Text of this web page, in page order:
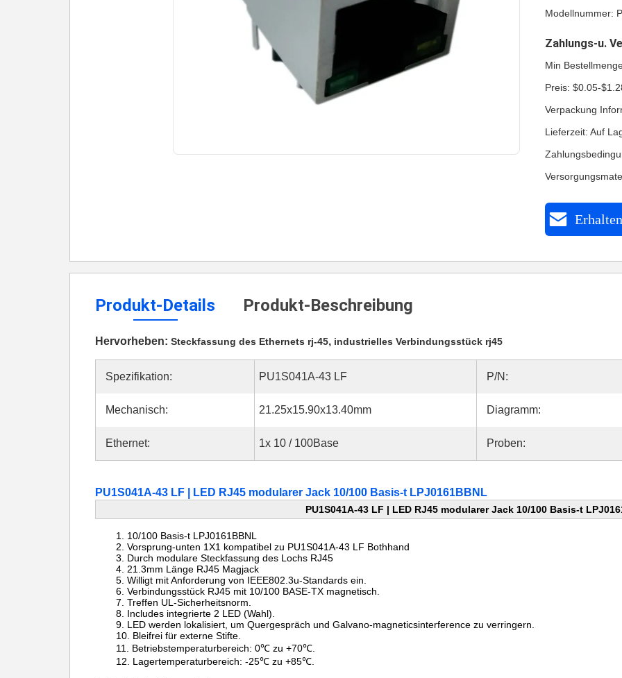
Modellnummer:
Zahlungs-u.
Min
Preis: $0.05-
Verpackung
Lieferzeit: Auf
Produkt-Details Produkt-Beschreibung
Hervorheben: Steckfassung des Ethernets rj-45, industrielles Verbindungsstück rj45
Spezifikation: PU1S041A-43 LF P/N:
Mechanisch: 21.25x15.90x13.40mm Diagramm:
Ethernet: 1x 10 / 100Base Proben:
PU1S041A-43 LF | LED RJ45 modularer Jack 10/100 Basis-t LPJ0161BBNL
PU1S041A-43 LF | LED RJ45 modularer Jack 10/100 Basis-t
10/100 Basis-t LPJ0161BBNL
Vorsprung-unten 1X1 kompatibel zu PU1S041A-43 LF Bothhand
Durch modulare Steckfassung des Lochs RJ45
21.3mm Länge RJ45 Magjack
Willigt mit Anforderung von IEEE802.3u-Standards ein.
Verbindungsstück RJ45 mit 10/100 BASE-TX magnetisch.
Treffen UL-Sicherheitsnorm.
Includes integrierte 2 LED (Wahl).
LED werden lokalisiert, um Quergespräch und Galvano-magneticsinterference zu verringern.
Bleifrei für externe Stifte.
Betriebstemperaturbereich: 0℃ zu +70℃.
Lagertemperaturbereich: -25℃ zu +85℃.